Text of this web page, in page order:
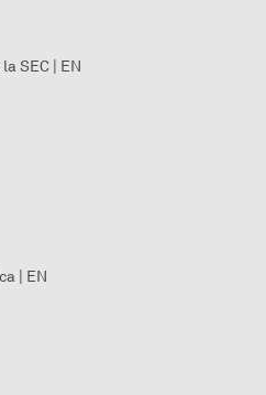
SEC | EN
| EN